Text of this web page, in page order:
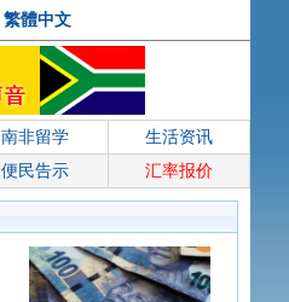
繁體中文
南非留学
生活资讯
便民告示 汇率报价